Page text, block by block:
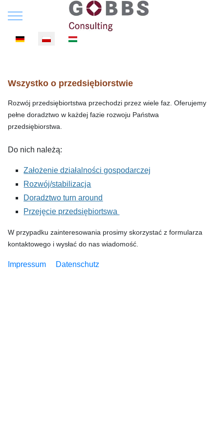
Mobile Menu Toggle
Wybierz swój język
Wszystko o przedsiębiorstwie
Rozwój przedsiębiortstwa przechodzi przez wiele faz. Oferujemy
pełne doradztwo w każdej fazie rozwoju Państwa
przedsiębiorstwa.
Do nich należą:
Założenie działalności gospodarczej
Rozwój/stabilizacja
Doradztwo turn around
Przejęcie przedsiębiortswa
W przypadku zainteresowania prosimy skorzystać z formularza
kontaktowego i wysłać do nas wiadomość.
Impressum Datenschutz